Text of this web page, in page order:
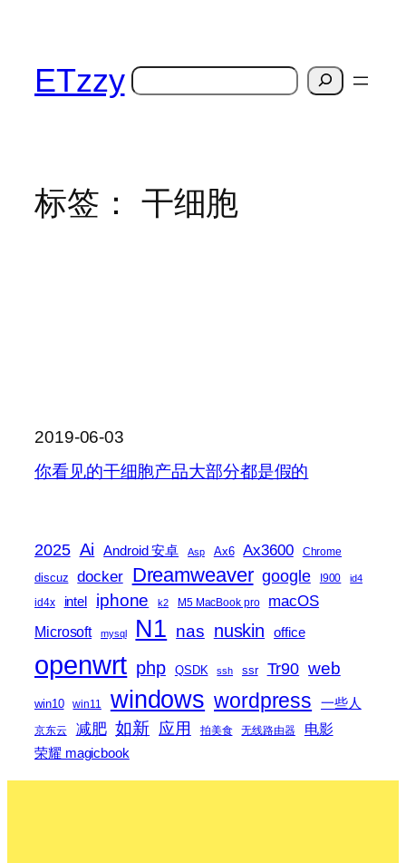
ETzzy 搜
标签： 干细胞
2019-06-03
你看见的干细胞产品大部分都是假的
2025 Ai Android 安卓 Asp Ax6 Ax3600 Chrome
discuz docker Dreamweaver google I900 id4
id4x intel iphone k2 M5 MacBook pro macOS
Microsoft mysql N1 nas nuskin office
openwrt php QSDK ssh ssr Tr90 web
win10 win11 windows wordpress 一些人
京东云 减肥 如新 应用 拍美食 无线路由器 电影
荣耀 magicbook